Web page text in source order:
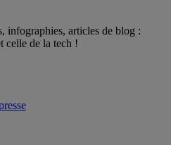
infographies, articles de blog :
celle de la tech !